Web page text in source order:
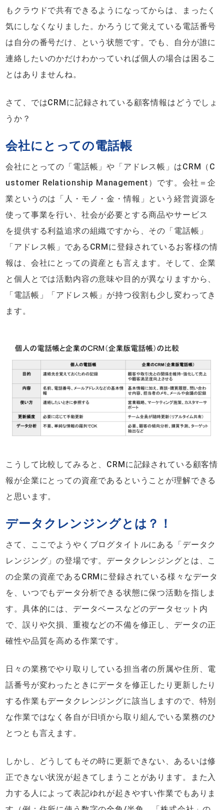
もクラウドで共有できるようになってからは、まったく
気にしなくなりました。かろうじて覚えている電話番号
は自分の番号だけ、という状態です。でも、自分が誰に
連絡したいのかだけわかっていれば個人の場合は困るこ
とはありませんね。
さて、ではCRMに記録されている顧客情報はどうでしょ
うか？
会社にとっての電話帳
会社にとっての「電話帳」や「アドレス帳」はCRM（C
ustomer Relationship Management）です。会社＝企
業というのは「人・モノ・金・情報」という経営資源を
使って事業を行い、社会が必要とする商品やサービス
を提供する利益追求の組織ですから、その「電話帳」
「アドレス帳」であるCRMに登録されているお客様の情
報は、会社にとっての資産とも言えます。そして、企業
と個人とでは活動内容の意味や目的が異なりますから、
「電話帳」「アドレス帳」が持つ役割も少し変わってき
ます。
こうして比較してみると、CRMに記録されている顧客情
報が企業にとっての資産であるということが理解できる
と思います。
データクレンジングとは？！
さて、ここでようやくブログタイトルにある「データク
レンジング」の登場です。データクレンジングとは、こ
の企業の資産であるCRMに登録されている様々なデータ
を、いつでもデータ分析できる状態に保つ活動を指しま
す。具体的には、データベースなどのデータセット内
で、誤りや欠損、重複などの不備を修正し、データの正
確性や品質を高める作業です。
日々の業務でやり取りしている担当者の所属や住所、電
話番号が変わったときにデータを修正したり更新したり
する作業もデータクレンジングに該当しますので、特別
な作業ではなく各自が日頃から取り組んでいる業務のひ
とつとも言えます。
しかし、どうしてもその時に更新できない、あるいは修
正できない状況が起きてしまうことがあります。また入
力する人によって表記ゆれが起きやすい作業でもありま